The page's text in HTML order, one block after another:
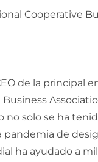
de la principal
no solo se ha
de
ha ayudado a